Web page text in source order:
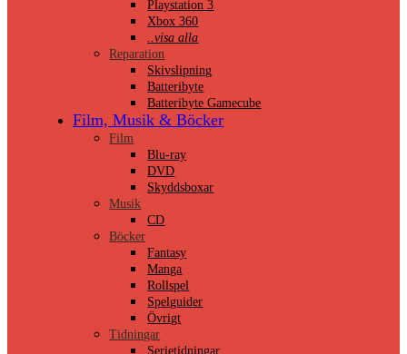
Playstation 3
Xbox 360
..visa alla
Reparation
Skivslipning
Batteribyte
Batteribyte Gamecube
Film, Musik & Böcker
Film
Blu-ray
DVD
Skyddsboxar
Musik
CD
Böcker
Fantasy
Manga
Rollspel
Spelguider
Övrigt
Tidningar
Serietidningar